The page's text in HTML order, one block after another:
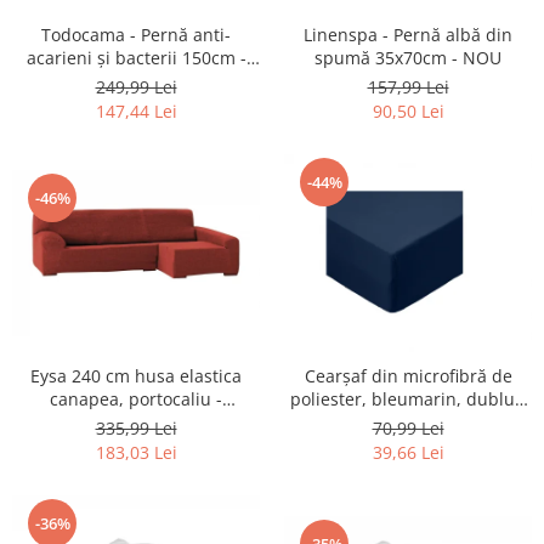
Birotica & Papetarie
Console, Jocuri & Accesorii
Ingrijire personala & Cosmetice
Accesorii aparate hair styling
Aparate & Accesorii ingrijire
personala
Aparate cosmetice
Cosmetice si produse ingrijire
personala
Igiena dentara
Jucarii, Copii & Bebe
Hrana bebelusi
Todocama - Pernă anti-
acarieni şi bacterii 150cm -
RESIGILAT
249,99 Lei
147,44 Lei
Linenspa - Pernă albă din
spumă 35x70cm - NOU
157,99 Lei
90,50 Lei
-46%
Eysa 240 cm husa elastica
canapea, portocaliu -
RESIGILAT
335,99 Lei
183,03 Lei
-44%
Cearşaf din microfibră de
poliester, bleumarin, dublu -
NOU
70,99 Lei
39,66 Lei
-36%